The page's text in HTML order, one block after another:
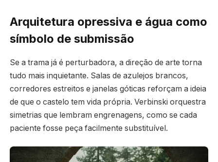
Arquitetura opressiva e água como
símbolo de submissão
Se a trama já é perturbadora, a direção de arte torna
tudo mais inquietante. Salas de azulejos brancos,
corredores estreitos e janelas góticas reforçam a ideia
de que o castelo tem vida própria. Verbinski orquestra
simetrias que lembram engrenagens, como se cada
paciente fosse peça facilmente substituível.